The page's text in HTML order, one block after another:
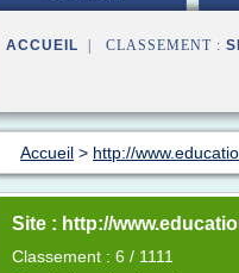
ACCUEIL | CLASSEMENT :
Accueil > http://
Site : http://
Classement : 6 / 1111